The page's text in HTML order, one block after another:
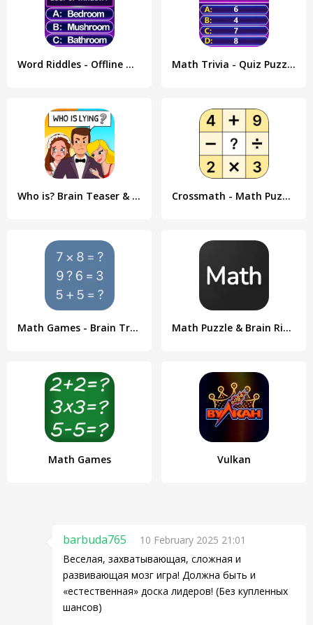
Word Riddles - Offline Word Ga Math Trivia - Quiz Puzzle Game
Who is? Brain Teaser & Riddles Crossmath - Math Puzzle Games
Math Games - Brain Training Math Puzzle & Brain Riddles
Math Games Vulkan
barbuda765
10 February 2025 21:01
Веселая, захватывающая, сложная и
развивающая мозг игра! Должна быть и
«естественная» доска лидеров! (Без купленных
шансов)